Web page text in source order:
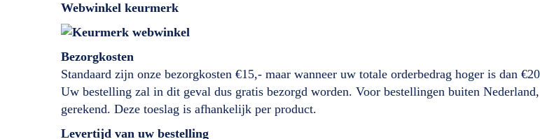
Webwinkel keurmerk
Bezorgkosten
Standaard zijn onze bezorgkosten €15,- maar wanneer uw totale orderbedrag hoger is dan
Uw bestelling zal in dit geval dus gratis bezorgd worden. Voor bestellingen buiten
gerekend. Deze toeslag is afhankelijk per product.
Levertijd van uw bestelling